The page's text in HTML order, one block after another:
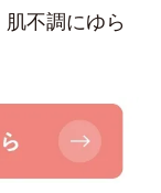
不調にゆら